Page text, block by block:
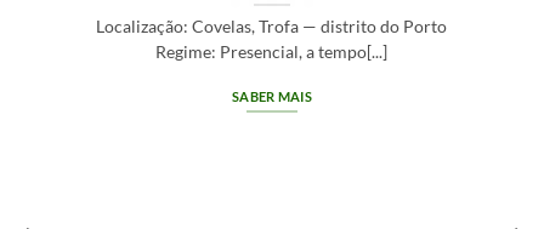
Localização: Covelas, Trofa — distrito do Porto
Regime: Presencial, a tempo[...]
SABER MAIS